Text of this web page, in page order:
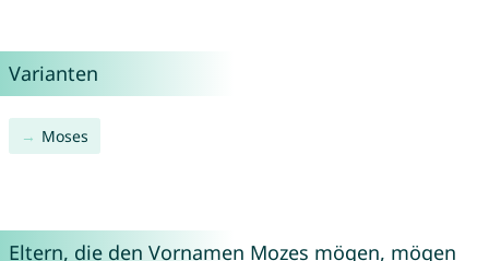
Varianten
Moses
Eltern, die den Vornamen Mozes mögen, mögen